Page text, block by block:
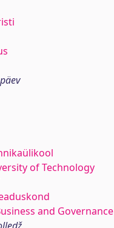
of Technology
and Governance